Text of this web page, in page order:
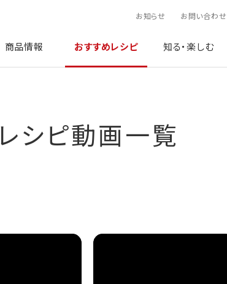
お知らせ お問い合わせ
商品情報 おすすめレシピ 知る・楽しむ
レシピ動画一覧